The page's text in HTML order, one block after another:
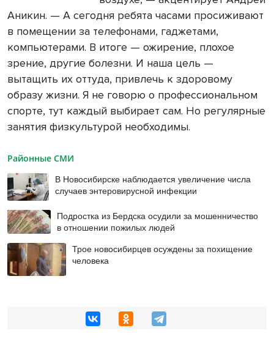
Аникин. — А сегодня ребята часами просиживают
в помещении за телефонами, гаджетами,
компьютерами. В итоге — ожирение, плохое
зрение, другие болезни. И наша цель —
вытащить их оттуда, привлечь к здоровому
образу жизни. Я не говорю о профессиональном
спорте, тут каждый выбирает сам. Но регулярные
занятия физкультурой необходимы.
Районные СМИ
В Новосибирске наблюдается увеличение числа
случаев энтеровирусной инфекции
Подростка из Бердска осудили за мошенничество
в отношении пожилых людей
Трое новосибирцев осуждены за похищение
человека